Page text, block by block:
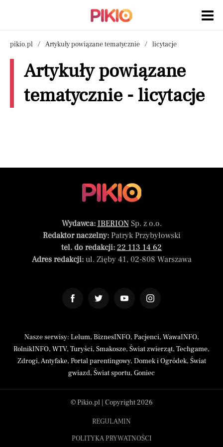
pikio.pl Artykuły powiązane tematycznie licytacje
Artykuły powiązane
tematycznie - licytacje
Wydawca: IBERIONSp. z o.o.
Redaktor naczelny:Patryk Przybyłowski
tel. do redakcji: 22 113 14 62
Adres redakcji:ul. Zięby 41, 02-808 Warszawa
Nasze serwisy: Lelum, BiznesINFO, Pacjenci, WawaINFO,
RolnikINFO, WTV, Turyści, Smakosze, Świat zwierząt, Techgame,
Zdrogi,Antyfake, Portal parentingowy, Domek i Ogródek, Świat
gwiazd, Świat sportu, Goniec
© Pikio.pl | Copyright 2026
REGULAMIN
POLITYKA PRYWATNOŚCI